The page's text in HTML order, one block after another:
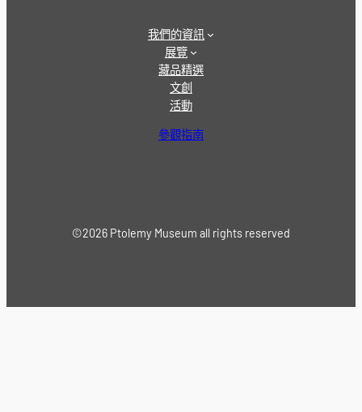
我們的資訊
展覽
藏品精選
文創
活動
參觀指南
©2026 Ptolemy Museum all rights reserved